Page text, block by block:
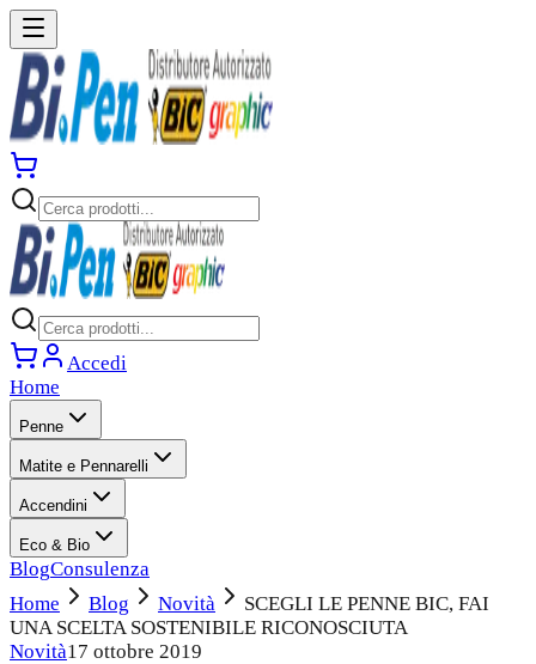
Accedi
Home
Penne
Matite e Pennarelli
Accendini
Eco & Bio
BlogConsulenza
Home
Blog Novità
SCEGLI LE PENNE BIC, FAI
UNA SCELTA SOSTENIBILE RICONOSCIUTA
Novità17 ottobre 2019